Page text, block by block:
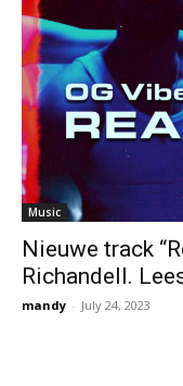
Music
Nieuwe track
Richandell.
mandy - July 24, 2023